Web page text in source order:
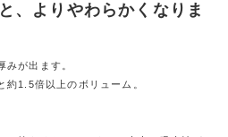
、よりやわらかくなりま
みが出ます。
約1.5倍以上のボリューム。